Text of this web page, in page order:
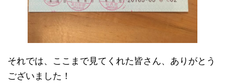
それでは、ここまで見てくれた皆さん、ありがとう
ございました！